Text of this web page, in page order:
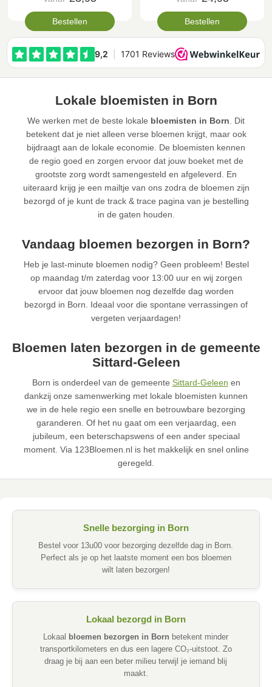
Bestellen Bestellen
Lokale bloemisten in Born
We werken met de beste lokale bloemisten in Born . Dit
betekent dat je niet alleen verse bloemen krijgt, maar ook
bijdraagt aan de lokale economie. De bloemisten kennen
de regio goed en zorgen ervoor dat jouw boeket met de
grootste zorg wordt samengesteld en afgeleverd. En
uiteraard krijg je een mailtje van ons zodra de bloemen zijn
bezorgd of je kunt de track & trace pagina van je bestelling
in de gaten houden.
Vandaag bloemen bezorgen in Born?
Heb je last-minute bloemen nodig? Geen probleem! Bestel
op maandag t/m zaterdag voor 13:00 uur en wij zorgen
ervoor dat jouw bloemen nog dezelfde dag worden
bezorgd in Born. Ideaal voor die spontane verrassingen of
vergeten verjaardagen!
Bloemen laten bezorgen in de gemeente
Sittard-Geleen
Born is onderdeel van de gemeente Sittard-Geleen en
dankzij onze samenwerking met lokale bloemisten kunnen
we in de hele regio een snelle en betrouwbare bezorging
garanderen. Of het nu gaat om een verjaardag, een
jubileum, een beterschapswens of een ander speciaal
moment. Via 123Bloemen.nl is het makkelijk en snel online
geregeld.
Snelle bezorging in Born
Bestel voor 13u00 voor bezorging dezelfde dag in Born.
Perfect als je op het laatste moment een bos bloemen
wilt laten bezorgen!
Lokaal bezorgd in Born
Lokaal bloemen bezorgen in Born betekent minder
transportkilometers en dus een lagere CO₂-uitstoot. Zo
draag je bij aan een beter milieu terwijl je iemand blij
maakt.